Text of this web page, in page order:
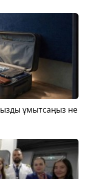
ұмытсаңыз не